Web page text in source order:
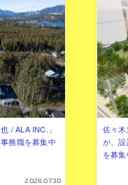
/ ALA INC.」
務職を募集中
2026.07.30
佐々
が、
を募